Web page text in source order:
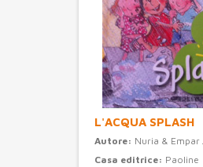
L'ACQUA SPLASH
Autore: Nuria & Empar
Casa editrice: Paoline